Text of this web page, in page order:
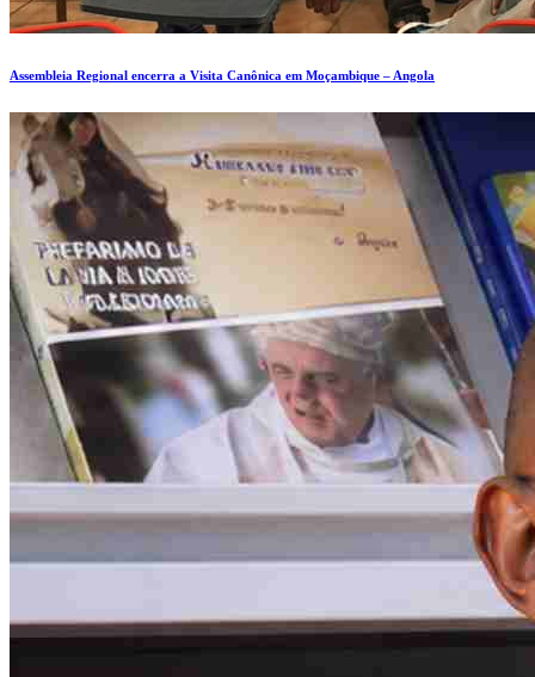
Assembleia Regional encerra a Visita Canônica em Moçambique – Angola